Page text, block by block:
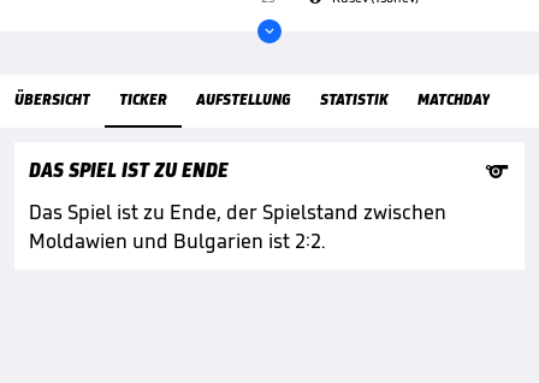

ÜBERSICHT TICKER AUFSTELLUNG STATISTIK MATCHDAY
ÜbersichtTicker
DAS SPIEL IST ZU ENDE

Das Spiel ist zu Ende, der Spielstand zwischen
Moldawien und Bulgarien ist 2:2.